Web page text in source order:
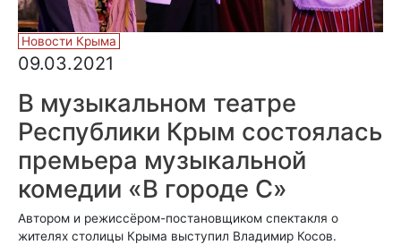
Новости Крыма
09.03.2021
В музыкальном театре
Республики Крым состоялась
премьера музыкальной
комедии «В городе С»
Автором и режиссёром-постановщиком спектакля о
жителях столицы Крыма выступил Владимир Косов.